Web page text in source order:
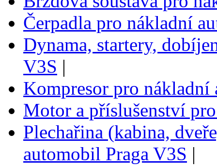
Čerpadla pro nákladní
Dynama, startery,
V3S |
Kompresor pro nákladní
Motor a příslušenství
Plechařina (kabina,
automobil Praga V3S |